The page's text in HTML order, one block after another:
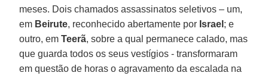
meses. Dois chamados assassinatos seletivos – um,
em Beirute, reconhecido abertamente por Israel ; e
outro, emTeerã, sobre a qual permanece calado, mas
que guarda todos os seus vestígios - transformaram
em questão de horas o agravamento da escalada na